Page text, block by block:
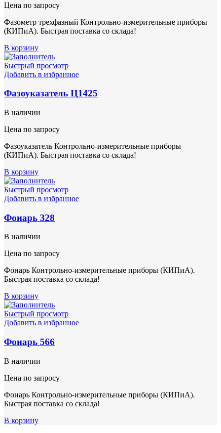
Цена по запросу
Фазометр трехфазный Контрольно-измерительные приборы
(КИПиА). Быстрая поставка со склада!
В корзину
Быстрый просмотр
Добавить в избранное
Фазоуказатель Ц1425
В наличии
Цена по запросу
Фазоуказатель Контрольно-измерительные приборы
(КИПиА). Быстрая поставка со склада!
В корзину
Быстрый просмотр
Добавить в избранное
Фонарь 328
В наличии
Цена по запросу
Фонарь Контрольно-измерительные приборы (КИПиА).
Быстрая поставка со склада!
В корзину
Быстрый просмотр
Добавить в избранное
Фонарь 566
В наличии
Цена по запросу
Фонарь Контрольно-измерительные приборы (КИПиА).
Быстрая поставка со склада!
В корзину